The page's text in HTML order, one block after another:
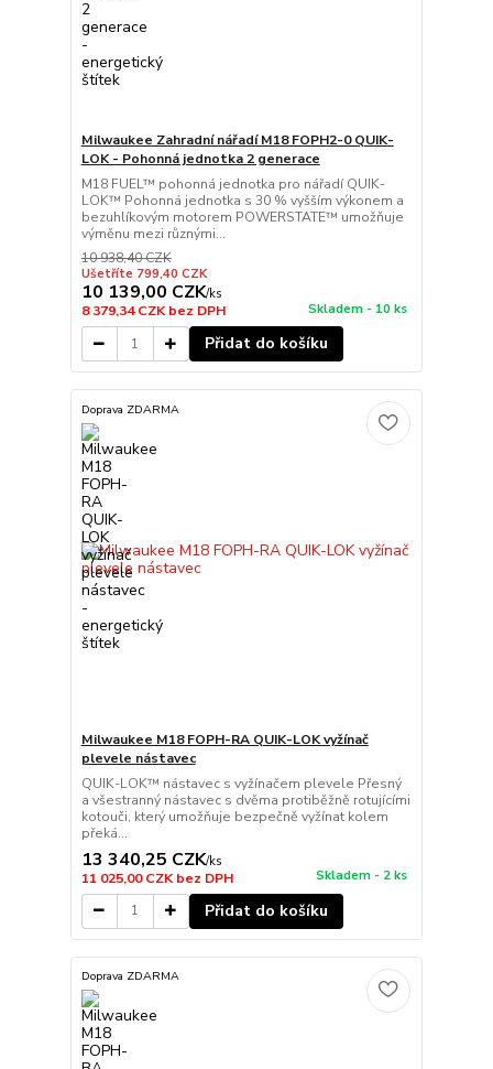
Milwaukee Zahradní nářadí M18 FOPH2-0 QUIK-
LOK - Pohonná jednotka 2 generace
M18 FUEL™ pohonná jednotka pro nářadí QUIK-
LOK™ Pohonná jednotka s 30 % vyšším výkonem a
bezuhlíkovým motorem POWERSTATE™ umožňuje
výměnu mezi různými...
10 938,40 CZK
Ušetříte 799,40 CZK
10 139,00 CZK/ks
8 379,34 CZKbez DPH Skladem - 10 ks
Přidat do košíku
Doprava ZDARMA
Milwaukee M18 FOPH-RA QUIK-LOK vyžínač
plevele nástavec
QUIK-LOK™ nástavec s vyžínačem plevele Přesný
a všestranný nástavec s dvěma protiběžně rotujícími
kotouči, který umožňuje bezpečně vyžínat kolem
překá...
13 340,25 CZK/ks
11 025,00 CZKbez DPH Skladem - 2 ks
Přidat do košíku
Doprava ZDARMA